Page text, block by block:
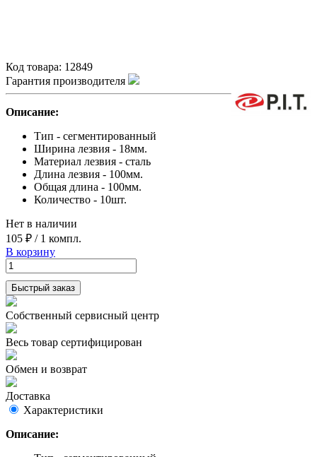
Код товара: 12849
Гарантия производителя
Описание:
Тип - сегментированный
Ширина лезвия - 18мм.
Материал лезвия - сталь
Длина лезвия - 100мм.
Общая длина - 100мм.
Количество - 10шт.
Нет в наличии
105 ₽ / 1 компл.
В корзину
Быстрый заказ
Собственный сервисный центр
Весь товар сертифицирован
Обмен и возврат
Доставка
Характеристики
Описание: